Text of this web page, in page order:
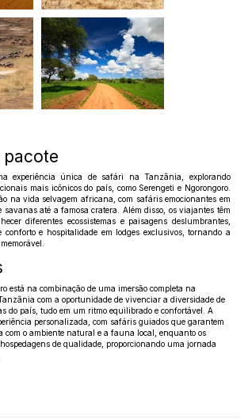
pacote
experiência única de safári na Tanzânia, explorando
mais icônicos do país, como Serengeti e Ngorongoro.
na vida selvagem africana, com safáris emocionantes em
savanas até a famosa cratera. Além disso, os viajantes têm
diferentes ecossistemas e paisagens deslumbrantes,
conforto e hospitalidade em lodges exclusivos, tornando a
está na combinação de uma imersão completa na
com a oportunidade de vivenciar a diversidade de
do país, tudo em um ritmo equilibrado e confortável. A
personalizada, com safáris guiados que garantem
com o ambiente natural e a fauna local, enquanto os
de qualidade, proporcionando uma jornada